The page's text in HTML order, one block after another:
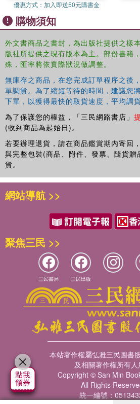
advancement staff and alumni of color,
successful innovative fundraising
common pitfalls to avoid.
Both newcomers and seasoned
will find this book to be a compelling
engaging diverse college alumni.
優惠方式： 加入即送50元購書金
購物須知
外文書商品之書封，為出版社提供之樣
版社所提供之現有版本為主。部份書籍
殊，匯率將依實際狀況做調整。
無庫存之商品，在您完成訂單程序之後
單調貨。為了縮短等待的時間，建議您
下單，以獲得最快的取貨速度，平均調
為了保護您的權益，「三民網路書店」
(收到商品為起始日)。
若要辦理退貨，請在商品鑑賞期內寄回
與完整包裝(商品、附件、發票、隨貨贈
貨。
網站導航 >>
聚焦三民 >>
三民書局 三民出版
本站著作權屬弘雅三民圖書
及相關著作權所有
Copyright © San Min
All Rights
統一編號：